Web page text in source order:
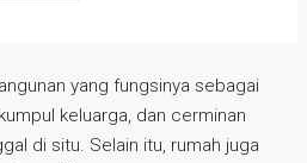
yang fungsinya sebagai
keluarga, dan cerminan
di situ. Selain itu, rumah juga